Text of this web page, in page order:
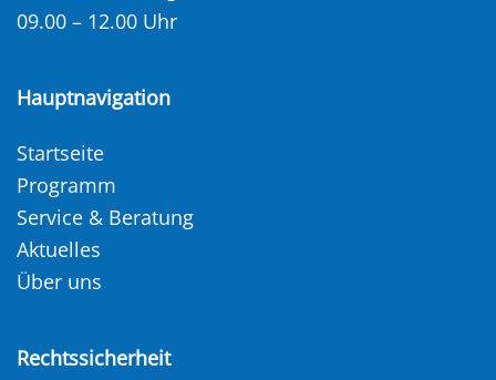
09.00 – 12.00 Uhr
Hauptnavigation
Startseite
Programm
Service & Beratung
Aktuelles
Über uns
Rechtssicherheit